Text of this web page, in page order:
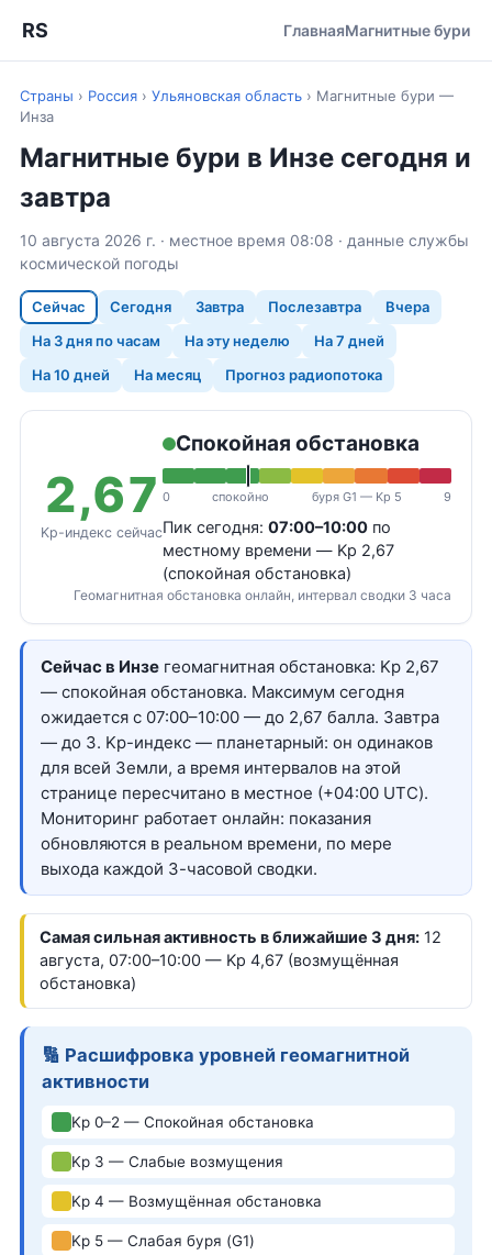
RS ГлавнаяМагнитные бури
Страны › Россия › Ульяновская область › Магнитные бури —
Инза
Магнитные бури в Инзе сегодня и
завтра
10 августа 2026 г. · местное время 08:08 · данные службы
космической погоды
Сейчас Сегодня Завтра Послезавтра
Вчера
На 3 дня по часам
На эту неделю
На 7 дней
На 10 дней
На месяц Прогноз радиопотока
2,67
Kp-индекс сейчас
Спокойная обстановка
0 спокойно буря G1 — Kp 5 9
Пик сегодня: 07:00–10:00 по
местному времени — Kp 2,67
(спокойная обстановка)
Геомагнитная обстановка онлайн, интервал сводки 3 часа
Сейчас в Инзе геомагнитная обстановка: Kp 2,67
— спокойная обстановка. Максимум сегодня
ожидается с 07:00–10:00 — до 2,67 балла. Завтра
— до 3. Kp-индекс — планетарный: он одинаков
для всей Земли, а время интервалов на этой
странице пересчитано в местное (+04:00 UTC).
Мониторинг работает онлайн: показания
обновляются в реальном времени, по мере
выхода каждой 3-часовой сводки.
Самая сильная активность в ближайшие 3 дня: 12
августа, 07:00–10:00 — Kp 4,67 (возмущённая
обстановка)
🔢 Расшифровка уровней геомагнитной
активности
Kp 0–2 — Спокойная обстановка
Kp 3 — Слабые возмущения
Kp 4 — Возмущённая обстановка
Kp 5 — Слабая буря (G1)